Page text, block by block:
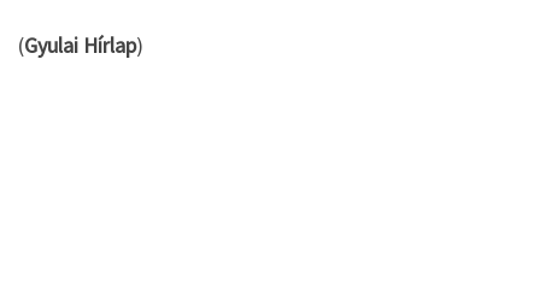
(Gyulai Hírlap)